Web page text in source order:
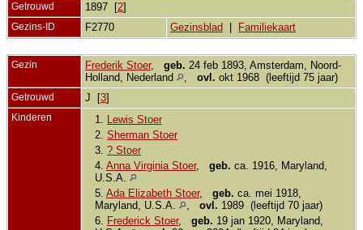
Getrouwd 1897 [2]
Gezins-ID F2770 Gezinsblad Familiekaart
Gezin Frederik Stoer, geb. 24 feb 1893, Amsterdam, Noord-
Holland, Nederland
, ovl. okt 1968 (leeftijd 75 jaar)
Getrouwd J [3]
Kinderen 1. Lewis Stoer
2. Sherman Stoer
3. ? Stoer
4. Anna Virginia Stoer, geb. ca. 1916, Maryland,
U.S.A.
5. Ada Elizabeth Stoer, geb. ca. mei 1918,
Maryland, U.S.A.
, ovl. 1989 (leeftijd 70 jaar)
6. Frederick Stoer, geb. 19 jan 1920, Maryland,